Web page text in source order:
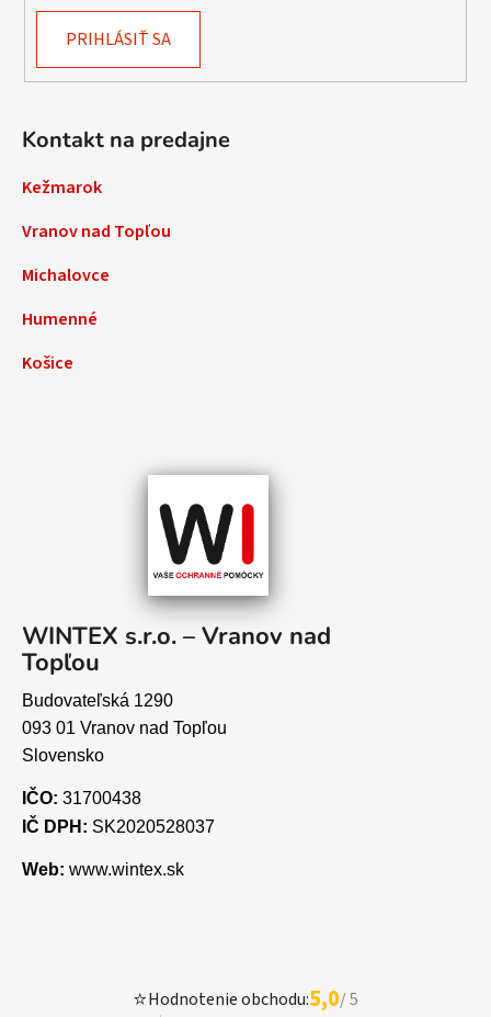
PRIHLÁSIŤ SA
Kontakt na predajne
Kežmarok
Vranov nad Topľou
Michalovce
Humenné
Košice
WINTEX s.r.o. – Vranov nad
Topľou
Budovateľská 1290
093 01 Vranov nad Topľou
Slovensko
IČO: 31700438
IČ DPH: SK2020528037
Web: www.wintex.sk
⭐Hodnotenie obchodu:5,0/ 5